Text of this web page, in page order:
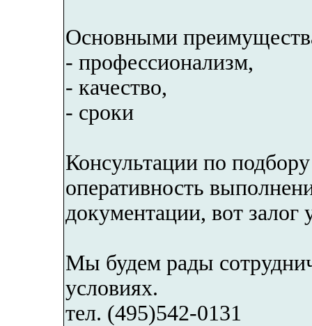
Основными
- профессионализм,
- качество,
- сроки
Консультации по
оперативность
документации, вот
Мы будем рады
условиях.
тел. (495)542-0131